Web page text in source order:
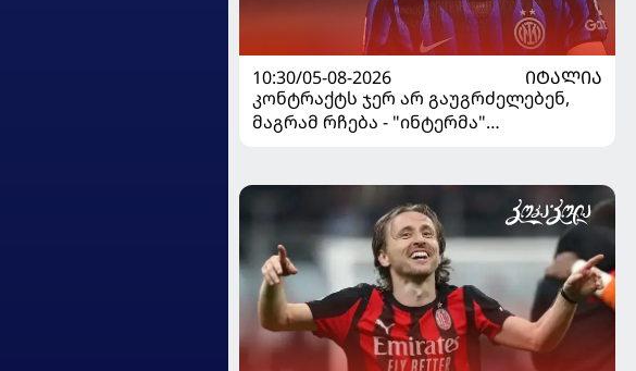
10:30/05-08-2026
ᲘᲢᲐᲚᲘᲐ
კონტრაქტს ჯერ არ გაუგრძელებენ,
მაგრამ რჩება - "ინტერმა"